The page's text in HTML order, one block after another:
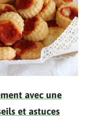
avec une
et astuces